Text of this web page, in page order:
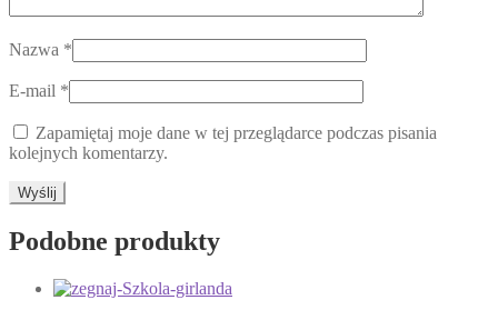
Nazwa *
E-mail *
Zapamiętaj moje dane w tej przeglądarce podczas pisania
kolejnych komentarzy.
Podobne produkty